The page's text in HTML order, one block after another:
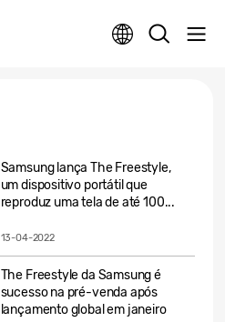
Samsung lança The Freestyle,
um dispositivo portátil que
reproduz uma tela de até 100...
13-04-2022
The Freestyle da Samsung é
sucesso na pré-venda após
lançamento global em janeiro